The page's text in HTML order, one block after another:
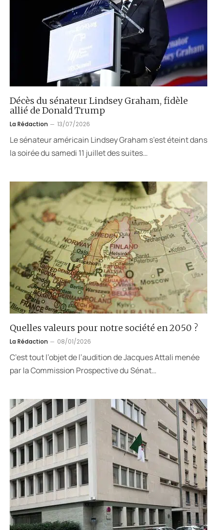
Décès du sénateur Lindsey Graham, fidèle
allié de Donald Trump
La Rédaction 13/07/2026
Le sénateur américain Lindsey Graham s’est éteint dans
la soirée du samedi 11 juillet des suites…
Quelles valeurs pour notre société en 2050 ?
La Rédaction 08/01/2026
C’est tout l’objet de l’audition de Jacques Attali menée
par la Commission Prospective du Sénat…